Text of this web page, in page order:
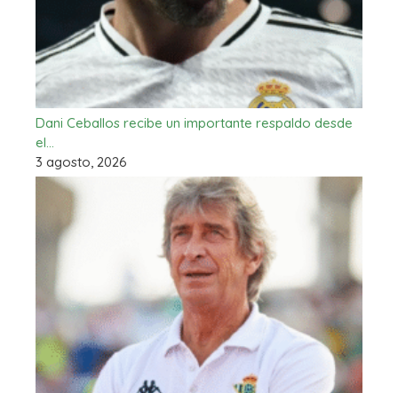
Dani Ceballos recibe un importante respaldo desde
el…
3 agosto, 2026